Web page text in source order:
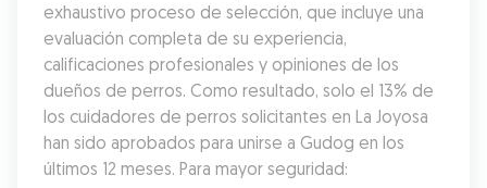
exhaustivo proceso de selección, que incluye una
evaluación completa de su experiencia,
calificaciones profesionales y opiniones de los
dueños de perros. Como resultado, solo el 13% de
los cuidadores de perros solicitantes en La Joyosa
han sido aprobados para unirse a Gudog en los
últimos 12 meses. Para mayor seguridad: